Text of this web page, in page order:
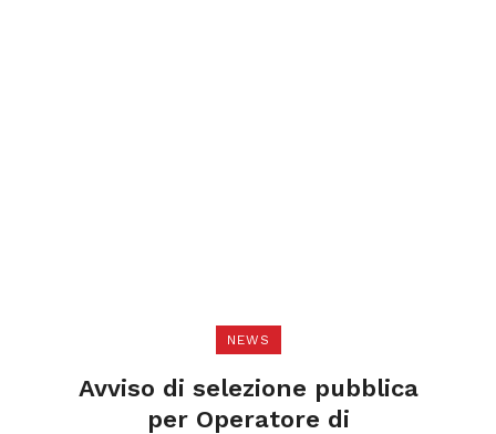
NEWS
Avviso di selezione pubblica
per Operatore di